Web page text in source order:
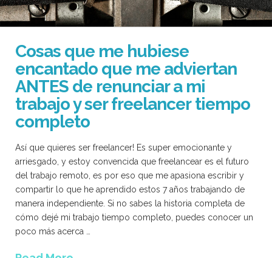
Cosas que me hubiese
encantado que me adviertan
ANTES de renunciar a mi
trabajo y ser freelancer tiempo
completo
Así que quieres ser freelancer! Es super emocionante y
arriesgado, y estoy convencida que freelancear es el futuro
del trabajo remoto, es por eso que me apasiona escribir y
compartir lo que he aprendido estos 7 años trabajando de
manera independiente. Si no sabes la historia completa de
cómo dejé mi trabajo tiempo completo, puedes conocer un
poco más acerca …